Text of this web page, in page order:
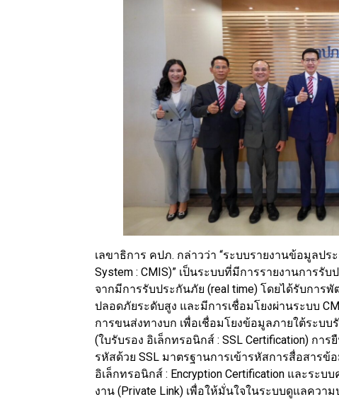
เลขาธิการ คปภ. กล่าวว่า “ระบบรายงานข้อมูลปร
System : CMIS)” เป็นระบบที่มีการรายงานการ
จากมีการรับประกันภัย (real time) โดยได้รับกา
ปลอดภัยระดับสูง และมีการเชื่อมโยงผ่านระบบ
การขนส่งทางบก เพื่อเชื่อมโยงข้อมูลภายใต้ระบ
(ใบรับรอง อิเล็กทรอนิกส์ : SSL Certification) กา
รหัสด้วย SSL มาตรฐานการเข้ารหัสการสื่อสารข้
อิเล็กทรอนิกส์ : Encryption Certification และระ
งาน (Private Link) เพื่อให้มั่นใจในระบบดูแลควา